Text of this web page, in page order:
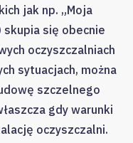
jak np. „Moja
skupia się obecnie
oczyszczalniach
sytuacjach, można
szczelnego
gdy warunki
oczyszczalni.